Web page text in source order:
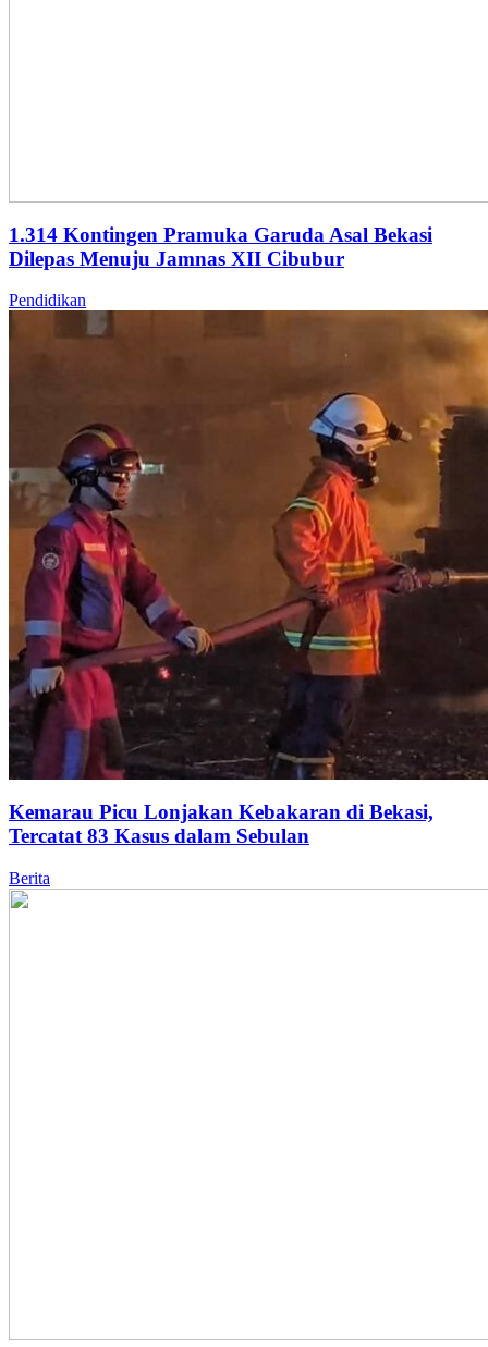
1.314 Kontingen Pramuka Garuda Asal Bekasi
Dilepas Menuju Jamnas XII Cibubur
Pendidikan
Kemarau Picu Lonjakan Kebakaran di Bekasi,
Tercatat 83 Kasus dalam Sebulan
Berita